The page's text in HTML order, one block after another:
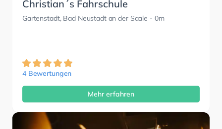
Christian´s Fahrschule
Gartenstadt, Bad Neustadt an der Saale - 0m
4 Bewertungen
Mehr erfahren